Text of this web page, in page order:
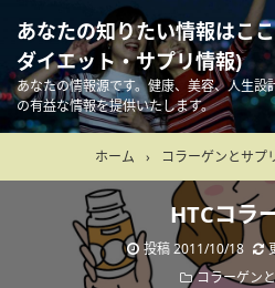
あなたの知りたい情報はこ
ダイエット・サプリ情報)
あなたの情報源です。健康、美容、人生設
の有益な情報を提供いたします。
ホーム › コラーゲンとサプ
HTCコラ
投稿2011/10/18
コラーゲン